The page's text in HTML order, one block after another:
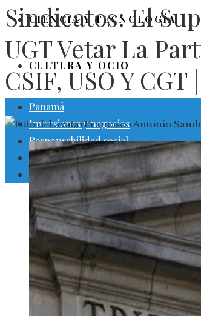
CIENCIA Y TECNOLOGÍA
CULTURA Y OCIO
Panamá
Inversiones y negocios
Responsabilidad social
Ciencia y tecnología
Cultura y ocio
Sindicatos: El
UGT Vetar La
CSIF, USO Y
Francisco Antonio